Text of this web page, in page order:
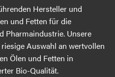
Hersteller und
und Fetten für die
Pharmaindustrie. Unsere
Auswahl an wertvollen
Ölen und Fetten in
Bio-Qualität.